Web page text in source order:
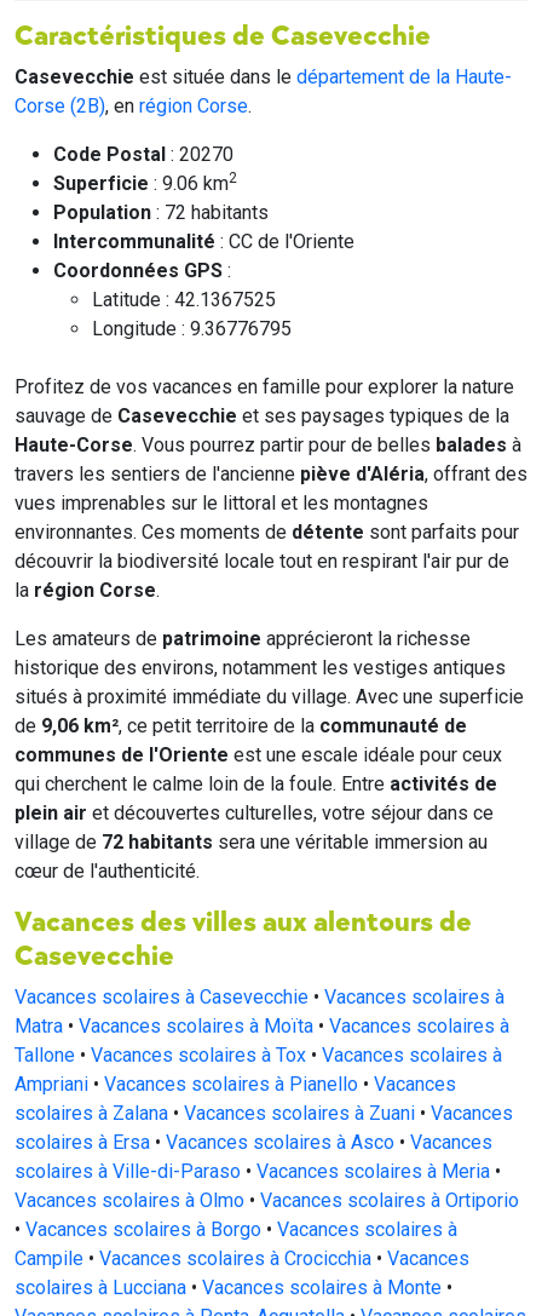
Caractéristiques de Casevecchie
Casevecchie est située dans le département de la Haute-
Corse (2B), en région Corse.
Code Postal : 20270
Superficie : 9.06 km2
Population : 72 habitants
Intercommunalité : CC de l'Oriente
Coordonnées GPS :
Latitude : 42.1367525
Longitude : 9.36776795
Profitez de vos vacances en famille pour explorer la nature
sauvage de Casevecchie et ses paysages typiques de la
Haute-Corse. Vous pourrez partir pour de belles balades à
travers les sentiers de l'ancienne piève d'Aléria, offrant des
vues imprenables sur le littoral et les montagnes
environnantes. Ces moments de détente sont parfaits pour
découvrir la biodiversité locale tout en respirant l'air pur de
la région Corse.
Les amateurs de patrimoine apprécieront la richesse
historique des environs, notamment les vestiges antiques
situés à proximité immédiate du village. Avec une superficie
de 9,06 km², ce petit territoire de la communauté de
communes de l'Oriente est une escale idéale pour ceux
qui cherchent le calme loin de la foule. Entre activités de
plein air et découvertes culturelles, votre séjour dans ce
village de 72 habitants sera une véritable immersion au
cœur de l'authenticité.
Vacances des villes aux alentours de
Casevecchie
Vacances scolaires à Casevecchie • Vacances scolaires à
Matra • Vacances scolaires à Moïta • Vacances scolaires à
Tallone • Vacances scolaires à Tox • Vacances scolaires à
Ampriani • Vacances scolaires à Pianello • Vacances
scolaires à Zalana • Vacances scolaires à Zuani • Vacances
scolaires à Ersa • Vacances scolaires à Asco • Vacances
scolaires à Ville-di-Paraso • Vacances scolaires à Meria •
Vacances scolaires à Olmo • Vacances scolaires à Ortiporio
• Vacances scolaires à Borgo • Vacances scolaires à
Campile • Vacances scolaires à Crocicchia • Vacances
scolaires à Lucciana • Vacances scolaires à Monte •